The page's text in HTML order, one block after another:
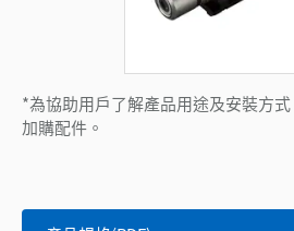
*為協助用戶了解產品用途及安裝方
加購配件。